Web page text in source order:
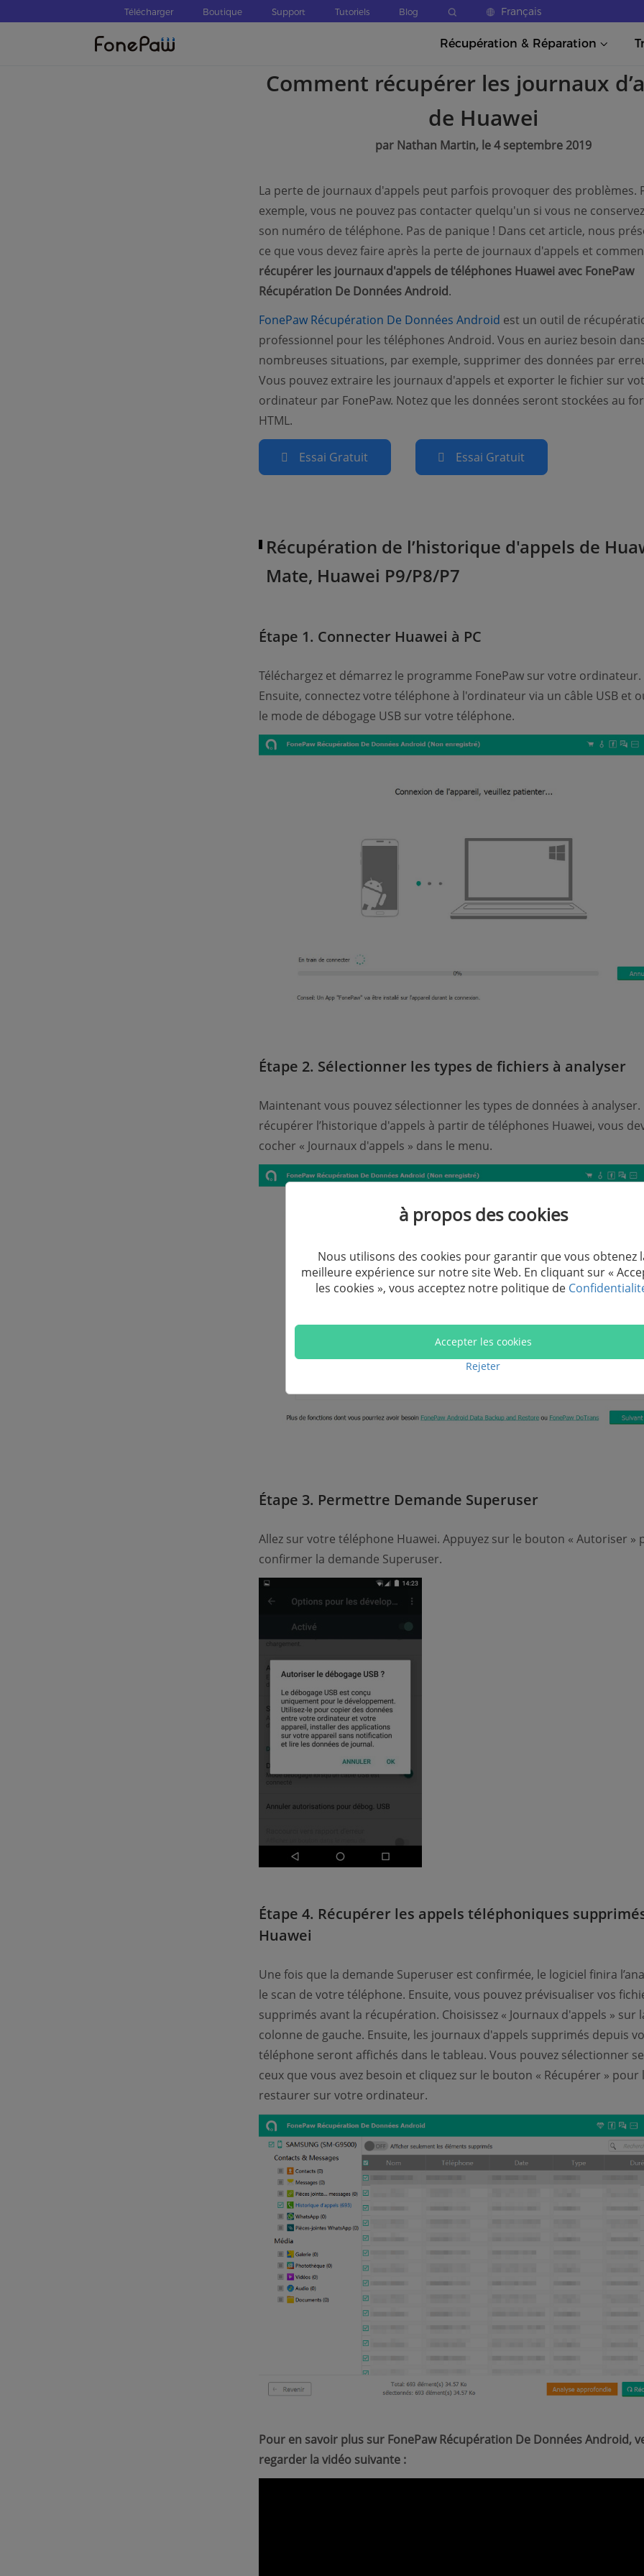
Télécharger Boutique Support Tutoriels Blog Français
Récupération & Réparation
Comment récupérer les journaux
de Huawei
par Nathan Martin, le 4 septembre 2019
La perte de journaux d'appels peut parfois provoquer des problèmes.
exemple, vous ne pouvez pas contacter quelqu'un si vous ne
son numéro de téléphone. Pas de panique ! Dans cet article, nous
ce que vous devez faire après la perte de journaux d'appels et
récupérer les journaux d'appels de téléphones Huawei avec FonePaw
Récupération De Données Android.
FonePaw Récupération De Données Android (opens new window)
est un outil de
professionnel pour les téléphones Android. Vous en auriez besoin
nombreuses situations, par exemple, supprimer des données par
Vous pouvez extraire les journaux d'appels et exporter le fichier sur
ordinateur par FonePaw. Notez que les données seront stockées au
HTML.
Essai Gratuit Essai Gratuit
Récupération de l’historique d'appels de
Mate, Huawei P9/P8/P7
Étape 1. Connecter Huawei à PC
Téléchargez et démarrez le programme FonePaw sur votre ordinateur.
Ensuite, connectez votre téléphone à l'ordinateur via un câble USB et
le mode de débogage USB sur votre téléphone.
Étape 2. Sélectionner les types de fichiers à analyser
Maintenant vous pouvez sélectionner les types de données à analyser.
récupérer l’historique d'appels à partir de téléphones Huawei, vous
cocher « Journaux d'appels » dans le menu.
Étape 3. Permettre Demande Superuser
Allez sur votre téléphone Huawei. Appuyez sur le bouton « Autoriser »
confirmer la demande Superuser.
Étape 4. Récupérer les appels téléphoniques
Huawei
Une fois que la demande Superuser est confirmée, le logiciel finira
le scan de votre téléphone. Ensuite, vous pouvez prévisualiser vos
supprimés avant la récupération. Choisissez « Journaux d'appels » sur
colonne de gauche. Ensuite, les journaux d'appels supprimés depuis
téléphone seront affichés dans le tableau. Vous pouvez sélectionner
ceux que vous avez besoin et cliquez sur le bouton « Récupérer » pour
restaurer sur votre ordinateur.
Pour en savoir plus sur FonePaw Récupération De Données Android,
regarder la vidéo suivante :
à propos des cookies
Nous utilisons des cookies pour garantir que vous obtenez
meilleure expérience sur notre site Web. En cliquant sur «
les cookies », vous acceptez notre politique de
Accepter les cookies
Rejeter